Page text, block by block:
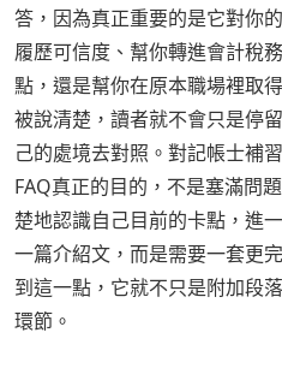
答，因為真正重要的是它對你
履歷可信度、幫你轉進會計稅
點，還是幫你在原本職場裡取
被說清楚，讀者就不會只是停
己的處境去對照。對記帳士補
FAQ真正的目的，不是塞滿問
楚地認識自己目前的卡點，進
一篇介紹文，而是需要一套更
到這一點，它就不只是附加段
環節。